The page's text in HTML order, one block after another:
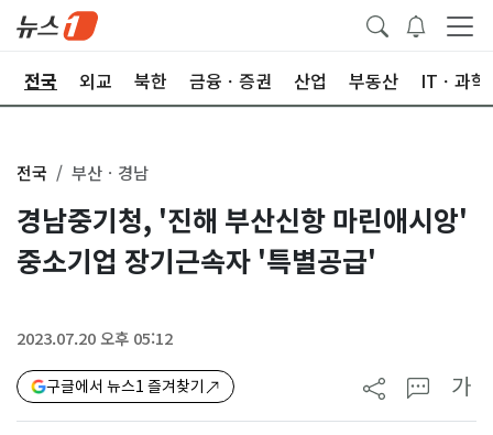
전국 외교 북한 금융ㆍ증권 산업 부동산 ITㆍ과학
전국 부산ㆍ경남
경남중기청, '진해 부산신항 마린애시앙'
중소기업 장기근속자 '특별공급'
2023.07.20 오후 05:12
구글에서 뉴스1 즐겨찾기 가